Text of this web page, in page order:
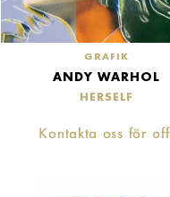
GRAFIK
ANDY WARHOL
HERSELF
Kontakta oss för